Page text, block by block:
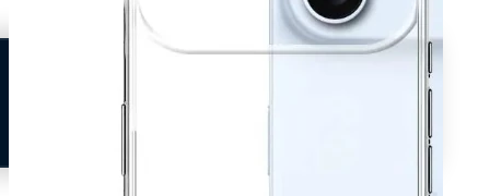
Klantenservice
Veelgestelde vragen